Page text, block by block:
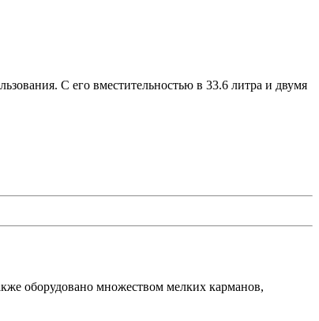
С его вместительностью в 33.6 литра и двумя
оборудовано множеством мелких карманов,